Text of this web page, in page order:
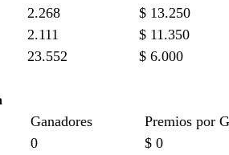
2.268 $ 13.250
2.111 $ 11.350
23.552 $ 6.000
Ganadores Premios por
0 $ 0